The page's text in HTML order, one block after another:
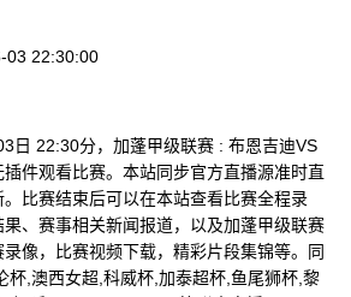
03 22:30:00
日 22:30分，加蓬甲级联赛 : 布恩吉迪VS
件观看比赛。本站同步官方直播源准时直
比赛结束后可以在本站查看比赛全程录
、赛事相关新闻报道，以及加蓬甲级联赛
像，比赛视频下载，精彩片段集锦等。同
杯,澳西女超,科威杯,加泰超杯,鱼尾狮杯,黎